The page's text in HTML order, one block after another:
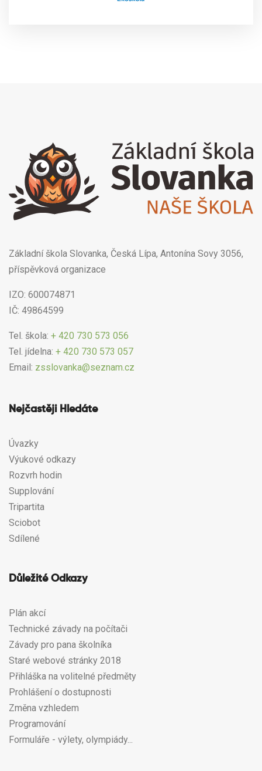
Základní škola Slovanka, Česká Lípa, Antonína Sovy 3056,
příspěvková organizace
IZO: 600074871
IČ: 49864599
Tel. škola: + 420 730 573 056
Tel. jídelna: + 420 730 573 057
Email: zsslovanka@seznam.cz
Nejčastěji Hledáte
Úvazky
Výukové odkazy
Rozvrh hodin
Supplování
Tripartita
Sciobot
Sdílené
Důležité Odkazy
Plán akcí
Technické závady na počítači
Závady pro pana školníka
Staré webové stránky 2018
Přihláška na volitelné předměty
Prohlášení o dostupnosti
Změna vzhledem
Programování
Formuláře - výlety, olympiády...